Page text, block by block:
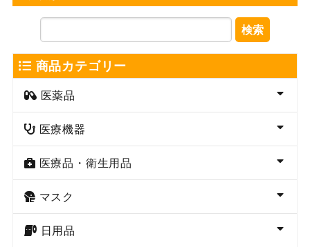
検索
商品カテゴリー
医薬品
医療機器
医療品・衛生用品
マスク
日用品